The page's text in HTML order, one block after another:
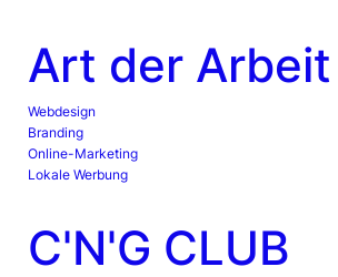
Art der Arbeit
Webdesign
Branding
Online-Marketing
Lokale Werbung
C'N'G CLUB